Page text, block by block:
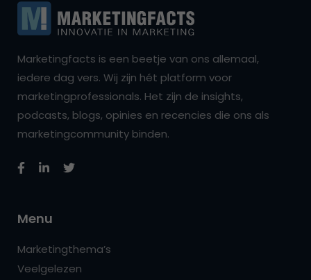
Marketingfacts is een beetje van ons allemaal,
iedere dag vers. Wij zijn hét platform voor
marketingprofessionals. Het zijn de insights,
podcasts, blogs, opinies en recencies die ons als
marketingcommunity binden.
Menu
Marketingthema’s
Veelgelezen